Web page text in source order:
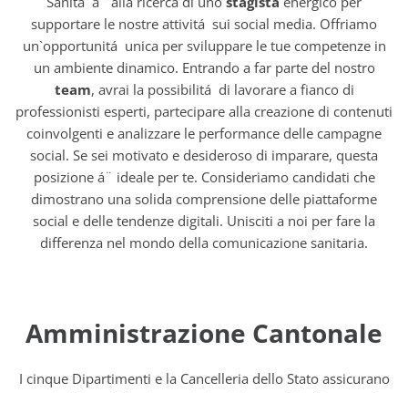
supportare le nostre attivitá sui social media. Offriamo
un`opportunitá unica per sviluppare le tue competenze in
un ambiente dinamico. Entrando a far parte del nostro
team, avrai la possibilitá di lavorare a fianco di
professionisti esperti, partecipare alla creazione di contenuti
coinvolgenti e analizzare le performance delle campagne
social. Se sei motivato e desideroso di imparare, questa
posizione á¨ ideale per te. Consideriamo candidati che
dimostrano una solida comprensione delle piattaforme
social e delle tendenze digitali. Unisciti a noi per fare la
differenza nel mondo della comunicazione sanitaria.
Amministrazione Cantonale
I cinque Dipartimenti e la Cancelleria dello Stato assicurano